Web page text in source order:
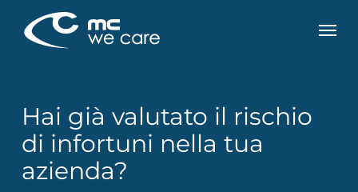
Hai già valutato il rischio
di infortuni nella tua
azienda?